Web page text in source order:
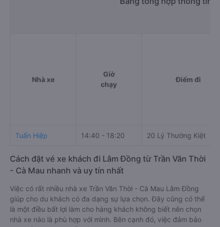
Nhà xe
Giờ
chạy
Điểm đi
Tuấn Hiệp 14:40 - 18:20 20 Lý Thường Kiệt
Cách đặt vé xe khách đi Lâm Đồng từ Trần Văn Thời
- Cà Mau nhanh và uy tín nhất
Việc có rất nhiều nhà xe Trần Văn Thời - Cà Mau Lâm Đồng
giúp cho du khách có đa dạng sự lựa chọn. Đây cũng có thể
là một điều bất lợi làm cho hàng khách không biết nên chọn
nhà xe nào là phù hợp với mình. Bên cạnh đó, việc đảm bảo